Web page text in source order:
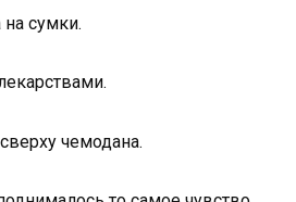
сумки.
чемодана.